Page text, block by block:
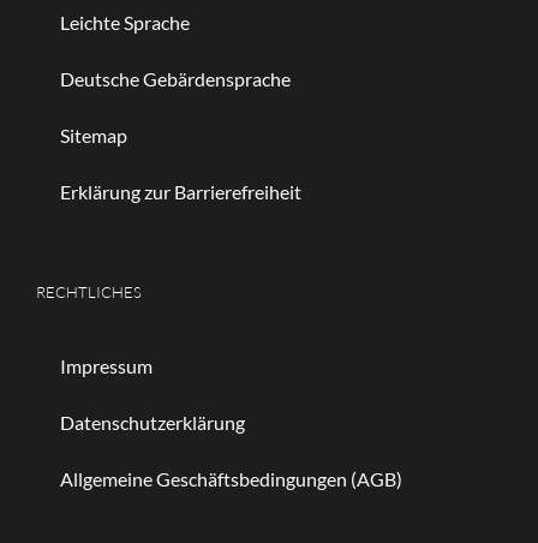
Leichte Sprache
Deutsche Gebärdensprache
Sitemap
Erklärung zur Barrierefreiheit
RECHTLICHES
Impressum
Datenschutzerklärung
Allgemeine Geschäftsbedingungen (AGB)